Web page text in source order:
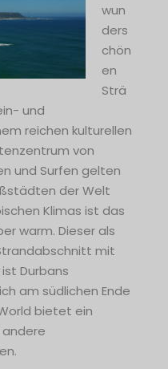
wun
ders
chön
en
Strä
und
reichen kulturellen
von
und Surfen gelten
der Welt
Klimas ist das
warm. Dieser als
mit
Durbans
am südlichen Ende
bietet ein